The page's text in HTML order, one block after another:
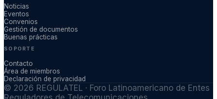
Noticias
Eventos
Convenios
Gestión de documentos
Buenas prácticas
SOPORTE
Contacto
Área de miembros
Declaración de privacidad
© 2026 REGULATEL · Foro Latinoamericano de Entes